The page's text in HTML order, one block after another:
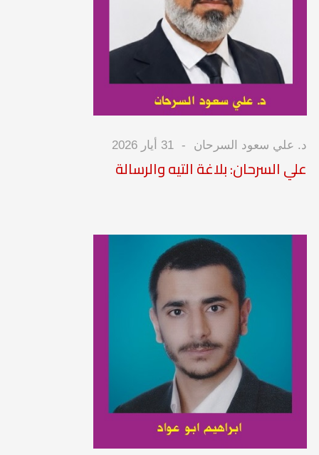
د. علي سعود السرحان 31 أيار 2026
علي السرحان: بلاغة التيه والرسالة